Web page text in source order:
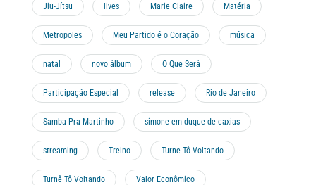
Jiu-Jítsu lives Marie Claire Matéria
Metropoles Meu Partido é o Coração música
natal novo álbum O Que Será
Participação Especial release Rio de Janeiro
Samba Pra Martinho simone em duque de caxias
streaming Treino Turne Tô Voltando
Turnê Tô Voltando Valor Econômico